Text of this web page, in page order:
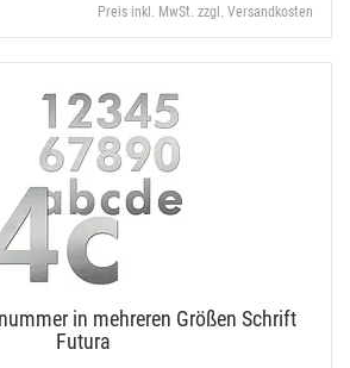
Preis inkl. MwSt. zzgl. Versandkosten
in mehreren Größen Schrift
Futura